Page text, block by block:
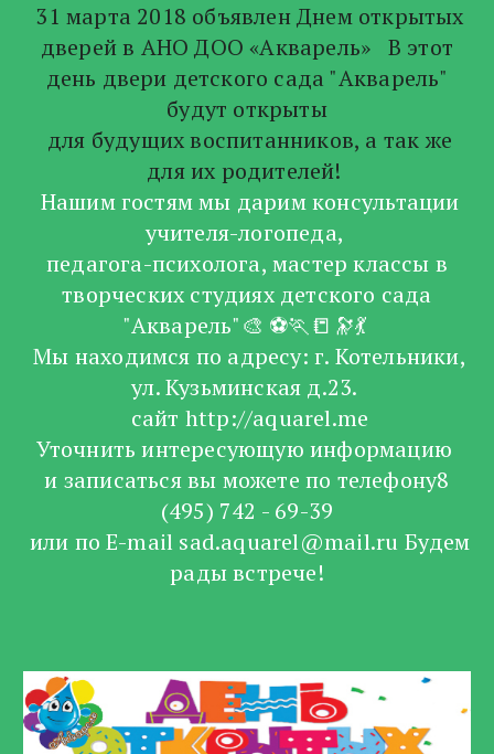
31 марта 2018 объявлен Днем открытых
дверей в АНО ДОО «Акварель» В этот
день двери детского сада "Акварель"
будут открыты
для будущих воспитанников, а так же
для их родителей!
Нашим гостям мы дарим консультации
учителя-логопеда,
педагога-психолога, мастер классы в
творческих студиях детского сада
"Акварель"🎨 ⚽🏃📒🔭💃
Мы находимся по адресу: г. Котельники,
ул. Кузьминская д.23.
сайт http://aquarel.me
Уточнить интересующую информацию
и записаться вы можете по телефону8
(495) 742 - 69-39
или по E-mail sad.aquarel@mail.ru Будем
рады встрече!